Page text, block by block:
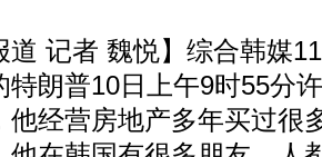
记者 魏悦】综合韩媒11
特朗普10日上午9时55分
他经营房地产多年买过很